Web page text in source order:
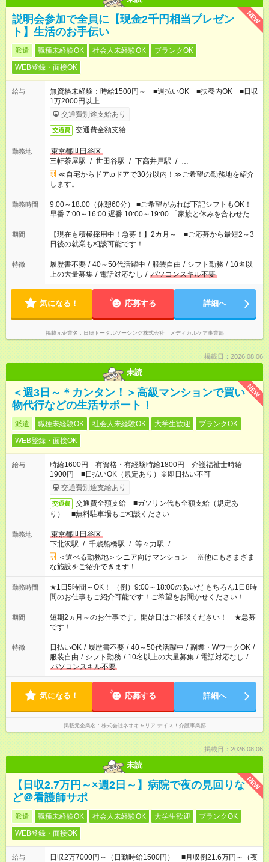
NEW
説明会参加で全員に【現金2千円相当プレゼン
ト】生活のお手伝い
派遣 職種未経験OK 社会人未経験OK
ブランクOK
WEB登録・面接OK
給与
無資格未経験：時給1500円～ ■週払いOK ■扶養内OK ■日収
1万2000円以上
交通費別途支給あり
交通費 交通費全額支給
勤務地
東京都世田谷区
三軒茶屋駅 / 世田谷駅 / 下高井戸駅 / …
≪自宅からドアtoドアで30分以内！≫ご希望の勤務地を紹介
します。
勤務時間
9:00～18:00（休憩60分） ■ご希望があれば下記シフトもOK！
早番 7:00～16:00 遅番 10:00～19:00 「家族と休みを合わせた
い」 「余裕を持って夕飯の準備がしたい」 「できれば残業はし
たくない」 など、ご希望を教えてくださいね。 ※Wワーク希望
の方へ 今ご覧のお仕事で希望する勤務時間と、もう1つのお仕事
の勤務時間。 合計で週40時間を超える場合は応募できません。
期間
【現在も積極採用中！急募！】2カ月～ ■ご応募から最短2～3
日後の就業も相談可能です！
特徴 履歴書不要 / 40～50代活躍中 / 服装自由 / シフト勤務 / 10名以
上の大量募集 / 電話対応なし / パソコンスキル不要
気になる！ 応募する 詳細へ
掲載元企業名 日研トータルソーシング株式会社 メディカルケア事業部
掲載日：2026.08.06
未読
NEW
＜週3日～＊カンタン！＞高級マンションで買い
物代行などの生活サポート！
派遣 職種未経験OK 社会人未経験OK 大学生歓迎
ブランクOK
WEB登録・面接OK
給与
時給1600円 有資格・有経験時給1800円 介護福祉士時給
1900円 ■日払いOK（規定あり）※即日払い不可
交通費別途支給あり
交通費
交通費全額支給 ■ガソリン代も全額支給（規定あ
り） ■無料駐車場もご相談ください
勤務地
東京都世田谷区
下北沢駅 / 千歳船橋駅 / 等々力駅 / …
＜選べる勤務地＞シニア向けマンション ※他にもさまざま
な施設をご紹介できます！
勤務時間
★1日5時間～OK！ （例）9:00～18:00のあいだ もちろん1日8時
間のお仕事もご紹介可能です！ご希望をお聞かせください！★家
庭の都合でお休みが必要な場合も遠慮なくご相談ください。 ※
週最低15時間以上の勤務が必要です
期間
短期2ヵ月～のお仕事です。開始日はご相談ください！ ★急募
です！
特徴 日払いOK / 履歴書不要 / 40～50代活躍中 / 副業・WワークOK /
服装自由 / シフト勤務 / 10名以上の大量募集 / 電話対応なし /
パソコンスキル不要
気になる！ 応募する 詳細へ
掲載元企業名 株式会社ネオキャリア ナイス！介護事業部
掲載日：2026.08.06
未読
NEW
【日収2.7万円～×週2日～】病院で夜の見回りな
ど＠看護師サポ
派遣 職種未経験OK 社会人未経験OK 大学生歓迎
ブランクOK
WEB登録・面接OK
給与
日収2万7000円～（日勤時給1500円） ■月収例21.6万円～（夜